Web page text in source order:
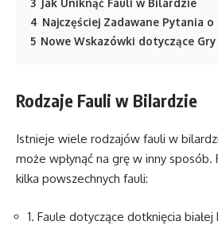
4 Najczęściej Zadawane Pytania o
5 Nowe Wskazówki dotyczące
Rodzaje Fauli w Bilardzie
Istnieje wiele rodzajów fauli w
może wpłynąć na grę w inny
kilka powszechnych fauli:
1. Faule dotyczące dotknięcia